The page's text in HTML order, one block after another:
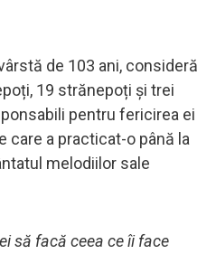
de 103 ani, consideră
19 strănepoți și trei
pentru fericirea ei
care a practicat-o până la
melodiilor sale
să facă ceea ce îi face